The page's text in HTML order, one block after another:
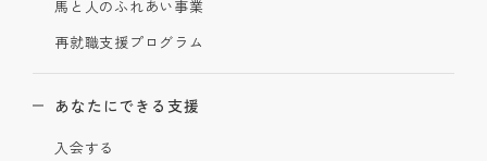
馬と人のふれあい事業
再就職支援プログラム
あなたにできる支援
入会する